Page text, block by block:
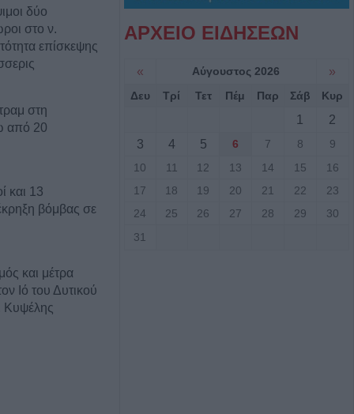
δύο
στο ν.
επίσκεψης
στη
από 20
και 13
βόμβας σε
και μέτρα
Ιό του Δυτικού
Κυψέλης
ΑΡΧΕΙΟ ΕΙΔΗΣΕΩΝ
« Αύγουστος 2026 »
Δευ Τρί Τετ Πέμ Παρ Σάβ Κυρ
1
2
3
4 5 6 7 8
9
10
11 12 13 14 15
16
17
18 19 20 21 22
23
24
25 26 27 28 29
30
31